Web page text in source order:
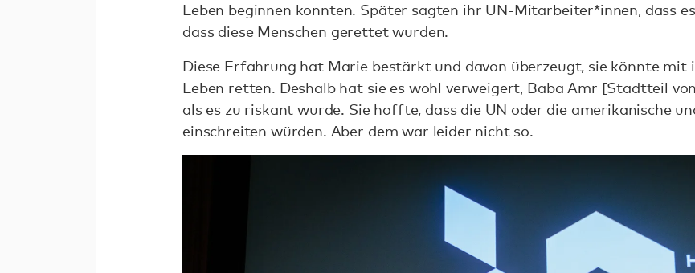
Leben beginnen konnten. Später sagten ihr UN-Mitarbeiter*innen, dass
dass diese Menschen gerettet wurden.
Diese Erfahrung hat Marie bestärkt und davon überzeugt, sie könnte
Leben retten. Deshalb hat sie es wohl verweigert, Baba Amr [Stadtteil
als es zu riskant wurde. Sie hoffte, dass die UN oder die amerikanische
einschreiten würden. Aber dem war leider nicht so.